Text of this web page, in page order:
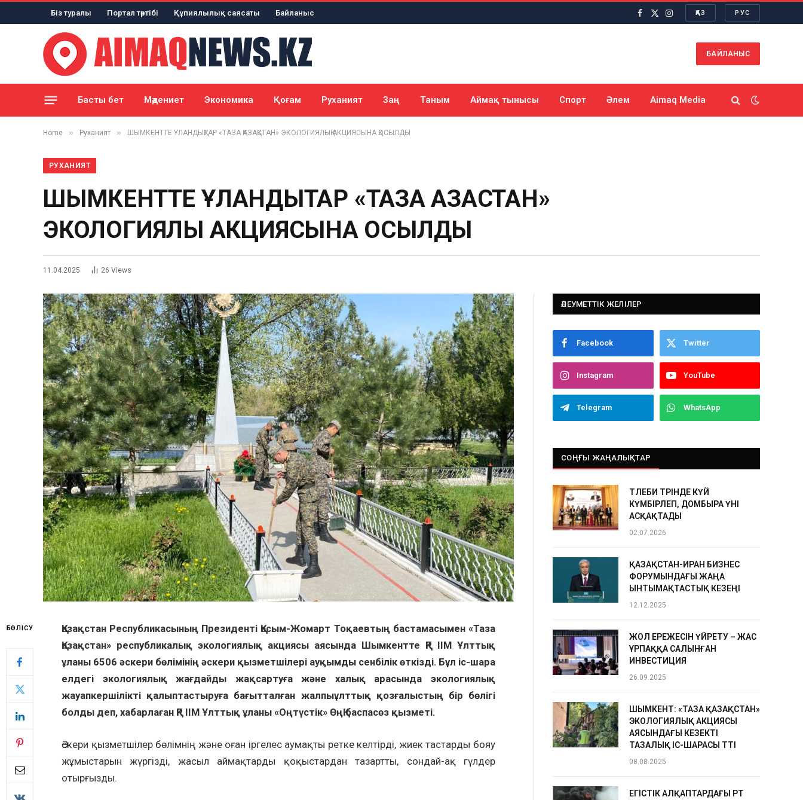
Біз туралы Портал тәртібі Құпиялылық саясаты Байланыс
Facebook
X
Instagram
ҚАЗ РУС
БАЙЛАНЫС
Басты бет Мәдениет Экономика Қоғам Руханият Заң Таным Аймақ тынысы Спорт Әлем Aimaq Media
Home » Руханият » ШЫМКЕНТТЕ ҰЛАНДЫҚТАР «ТАЗА ҚАЗАҚСТАН» ЭКОЛОГИЯЛЫҚ АКЦИЯСЫНА ҚОСЫЛДЫ
РУХАНИЯТ
ШЫМКЕНТТЕ ҰЛАНДЫҚТАР «ТАЗА ҚАЗАҚСТАН»
ЭКОЛОГИЯЛЫҚ АКЦИЯСЫНА ҚОСЫЛДЫ
11.04.2025 26 Views
БӨЛІСУ
Қазақстан Республикасының Президенті Қасым-Жомарт Тоқаевтың бастамасымен «Таза
Қазақстан» республикалық экологиялық акциясы аясында Шымкентте ҚР ІІМ Ұлттық
ұланы 6506 әскери бөлімінің әскери қызметшілері ауқымды сенбілік өткізді. Бұл іс-шара
елдегі экологиялық жағдайды жақсартуға және халық арасында экологиялық
жауапкершілікті қалыптастыруға бағытталған жалпыұлттық қозғалыстың бір бөлігі
болды деп, хабарлаған ҚР ІІМ Ұлттық ұланы «Оңтүстік» ӨңҚ баспасөз қызметі.
Әскери қызметшілер бөлімнің және оған іргелес аумақты ретке келтірді, жиек тастарды бояу
жұмыстарын жүргізді, жасыл аймақтарды қоқыстардан тазартты, сондай-ақ гүлдер
отырғызды.
ӘЛЕУМЕТТІК ЖЕЛІЛЕР
Facebook Twitter
Instagram YouTube
Telegram WhatsApp
СОҢҒЫ ЖАҢАЛЫҚТАР
ТӨЛЕБИ ТӨРІНДЕ КҮЙ
КҮМБІРЛЕП, ДОМБЫРА ҮНІ
АСҚАҚТАДЫ
02.07.2026
ҚАЗАҚСТАН-ИРАН БИЗНЕС
ФОРУМЫНДАҒЫ ЖАҢА
ЫНТЫМАҚТАСТЫҚ КЕЗЕҢІ
12.12.2025
ЖОЛ ЕРЕЖЕСІН ҮЙРЕТУ – ЖАС
ҰРПАҚҚА САЛЫНҒАН
ИНВЕСТИЦИЯ
26.09.2025
ШЫМКЕНТ: «ТАЗА ҚАЗАҚСТАН»
ЭКОЛОГИЯЛЫҚ АКЦИЯСЫ
АЯСЫНДАҒЫ КЕЗЕКТІ
ТАЗАЛЫҚ ІС-ШАРАСЫ ӨТТІ
08.08.2025
ЕГІСТІК АЛҚАПТАРДАҒЫ ӨРТ